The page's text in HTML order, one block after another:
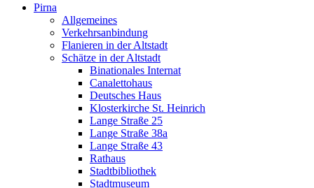
Pirna
Allgemeines
Verkehrsanbindung
Flanieren in der Altstadt
Schätze in der Altstadt
Binationales Internat
Canalettohaus
Deutsches Haus
Klosterkirche St. Heinrich
Lange Straße 25
Lange Straße 38a
Lange Straße 43
Rathaus
Stadtbibliothek
Stadtmuseum